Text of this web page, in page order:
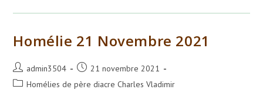
De
Mars
2024
Homélie 21 Novembre 2021
Auteur/autrice
de
admin3504
Publication
publiée :
21 novembre 2021
PostHomélies de père diacre Charles Vladimir